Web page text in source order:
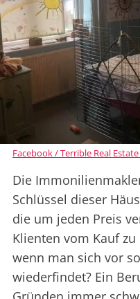
Facebook / Terrible Real
Die
Schlüssel dieser
die um jeden Preis
Klienten vom Kauf
wenn man sich vor
wiederfindet? Ein